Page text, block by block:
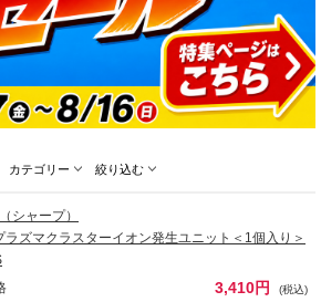
カテゴリー 絞り込む
シャープ）
ラズマクラスターイオン発生ユニット＜1個入り＞
3,410円 (税込)